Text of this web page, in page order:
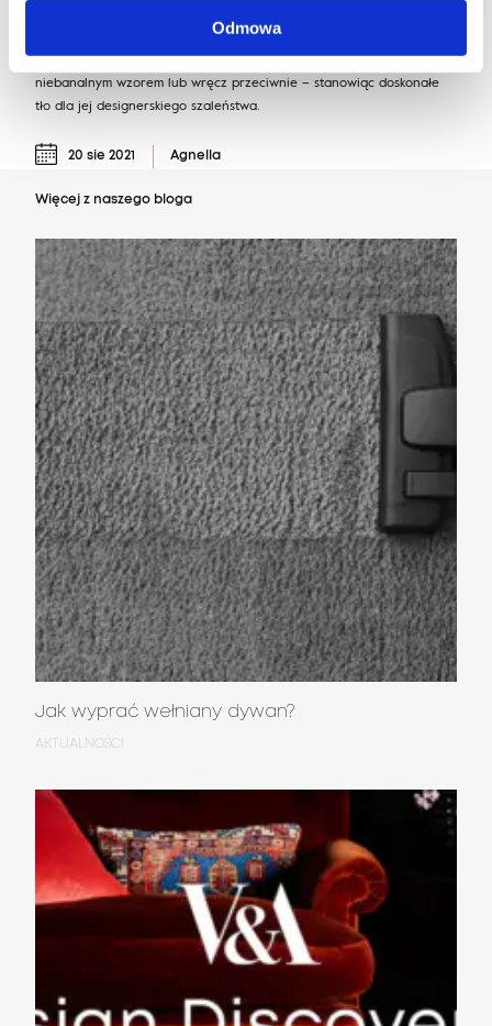
Odmowa
Ultimate Grey oraz nasze dywany wełniane to modne połączenie,
które sprawdzi się w każdej aranżacji, dopełniając ją swoim
niebanalnym wzorem lub wręcz przeciwnie – stanowiąc doskonałe
tło dla jej designerskiego szaleństwa.
20 sie 2021 Agnella
Więcej z naszego bloga
Jak wyprać wełniany dywan?
AKTUALNOŚCI